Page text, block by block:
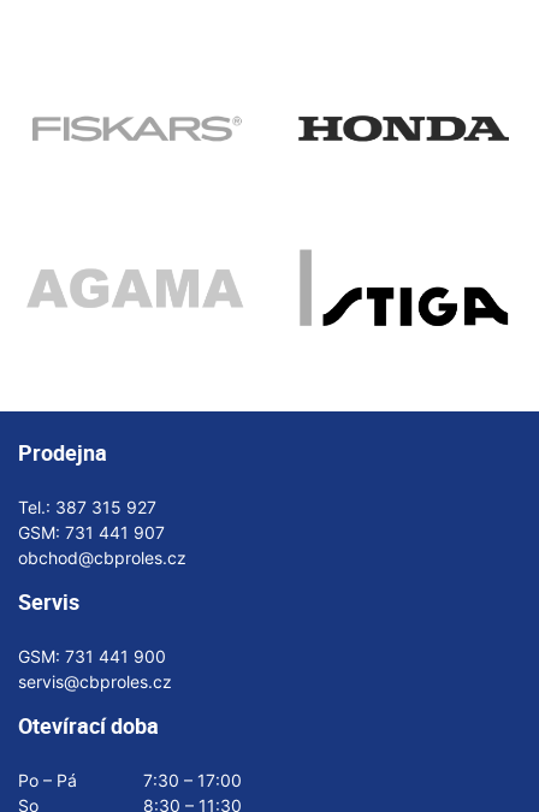
Prodejna
Tel.: 387 315 927
GSM: 731 441 907
obchod@cbproles.cz
Servis
GSM: 731 441 900
servis@cbproles.cz
Otevírací doba
Po – Pá
7:30 – 17:00
So
8:30 – 11:30